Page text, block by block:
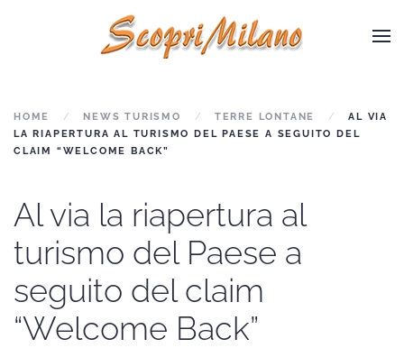
Skip to main content
HOME NEWS TURISMO TERRE LONTANE
AL VIA
LA RIAPERTURA AL TURISMO DEL PAESE A SEGUITO DEL
CLAIM “WELCOME BACK”
Al via la riapertura al
turismo del Paese a
seguito del claim
“Welcome Back”